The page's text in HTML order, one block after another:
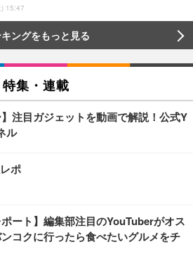
15:47
ングをもっと見る
特集・連載
】注目ガジェットを動画で解説！公式Y
ル
ポ
ポート】編集部注目のYouTuberがオス
コクに行ったら食べたいグルメをチ